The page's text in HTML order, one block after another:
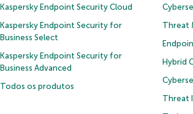
Kaspersky Endpoint Security Cloud
Kaspersky Endpoint Security for
Business Select
Kaspersky Endpoint Security for
Business Advanced
Todos os produtos
Threat
Hybrid
Threat